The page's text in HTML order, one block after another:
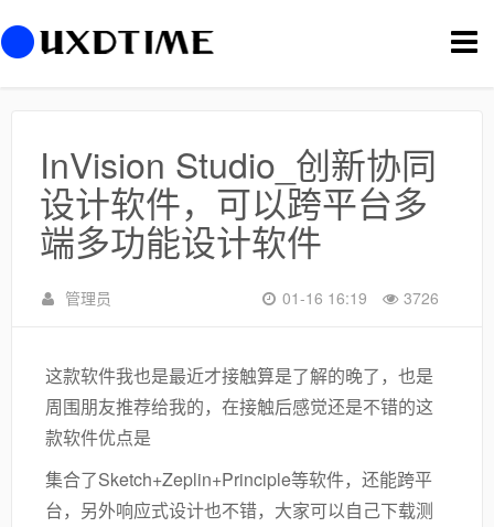
切
换
InVision Studio_创新协同
设计软件，可以跨平台多
端多功能设计软件
管理员 3726
01-16 16:19
这款软件我也是最近才接触算是了解的晚了，也是
周围朋友推荐给我的，在接触后感觉还是不错的这
款软件优点是
集合了Sketch+Zeplin+Principle等软件，还能跨平
台，另外响应式设计也不错，大家可以自己下载测